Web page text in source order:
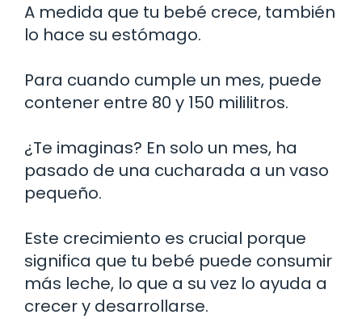
A medida que tu bebé crece, también
lo hace su estómago.
Para cuando cumple un mes, puede
contener entre 80 y 150 mililitros.
¿Te imaginas? En solo un mes, ha
pasado de una cucharada a un vaso
pequeño.
Este crecimiento es crucial porque
significa que tu bebé puede consumir
más leche, lo que a su vez lo ayuda a
crecer y desarrollarse.